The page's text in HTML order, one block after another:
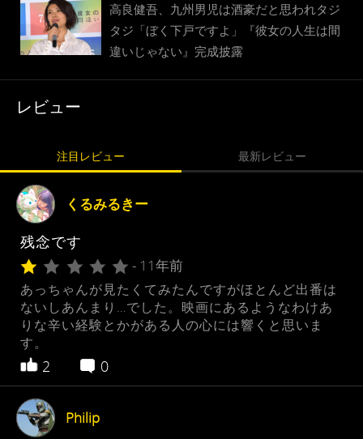
高良健吾、九州男児は酒豪だと思われタジ
タジ「ぼく下戸ですよ」『彼女の人生は間
違いじゃない』完成披露
レビュー
注目レビュー 最新レビュー
くるみるきー
残念です
- 11年前
あっちゃんが見たくてみたんですがほとんど出番は
ないしあんまり…でした。映画にあるようなわけあ
りな辛い経験とかがある人の心には響くと思いま
す。
2 0
Philip